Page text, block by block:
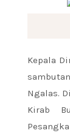
Kepala
Ngalas.
Kirab